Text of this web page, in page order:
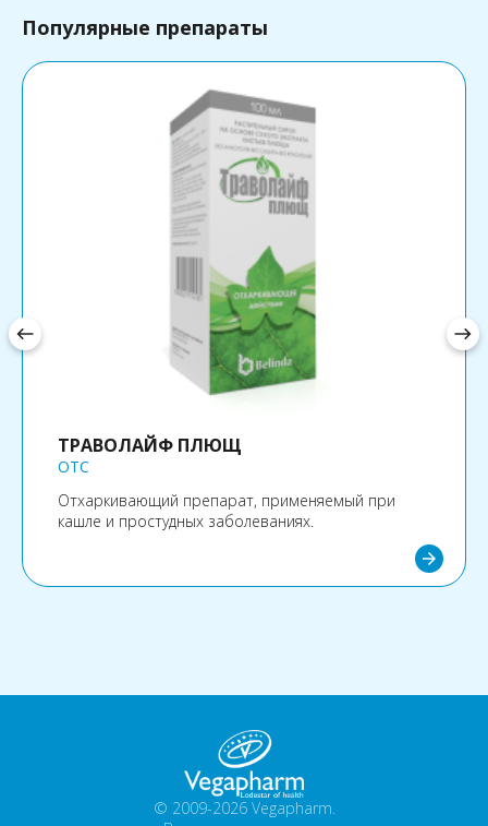
Популярные препараты
ТРАВОЛАЙФ ПЛЮЩ
OTC
Отхаркивающий препарат, применяемый при
кашле и простудных заболеваниях.
arrow_forward
west east
© 2009-2026 Vegapharm.